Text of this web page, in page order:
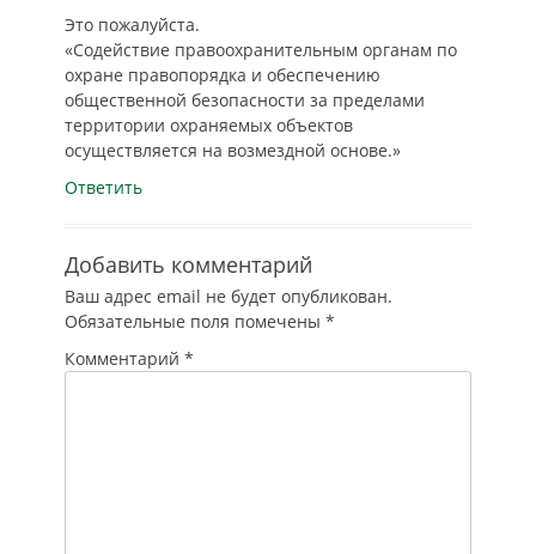
Это пожалуйста.
«Содействие правоохранительным органам по
охране правопорядка и обеспечению
общественной безопасности за пределами
территории охраняемых объектов
осуществляется на возмездной основе.»
Ответить
Добавить комментарий
Ваш адрес email не будет опубликован.
Обязательные поля помечены *
Комментарий *